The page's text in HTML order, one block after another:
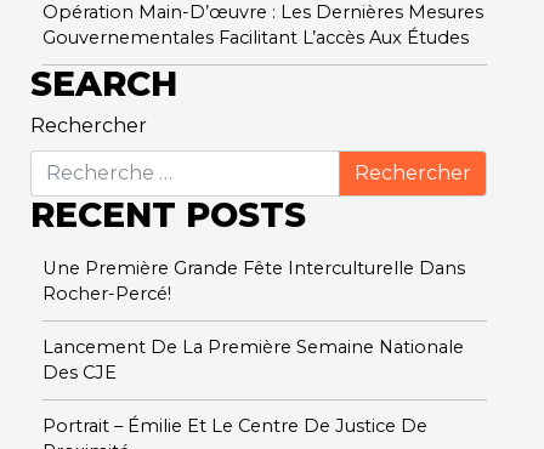
Opération Main-D’œuvre : Les Dernières Mesures
Gouvernementales Facilitant L’accès Aux Études
SEARCH
Rechercher
RECENT POSTS
Une Première Grande Fête Interculturelle Dans
Rocher-Percé!
Lancement De La Première Semaine Nationale
Des CJE
Portrait – Émilie Et Le Centre De Justice De